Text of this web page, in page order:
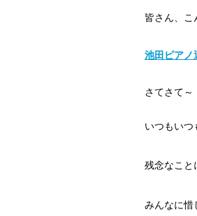
皆さん、こ
池田ピアノ
さてさて～
いつもい
残念なこと
みんなに惜